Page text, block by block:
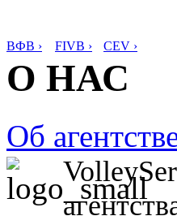
ВФВ › FIVB › CEV ›
О НАС
Об